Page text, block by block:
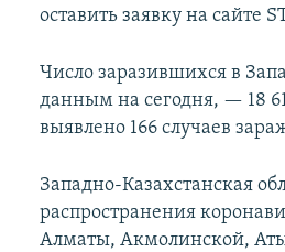
оставить заявку на сайте
Число заразившихся в
данным на сегодня, — 18
выявлено 166 случаев
Западно-Казахстанская
распространения
Алматы, Акмолинской,